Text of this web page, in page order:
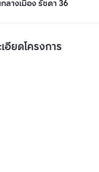
ลางเมือง รัชดา 36
อียดโครงการ